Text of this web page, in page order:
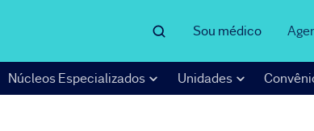
Sou médico
Núcleos Especializados Unidades